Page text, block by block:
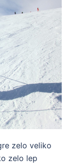
zelo veliko
zelo lep